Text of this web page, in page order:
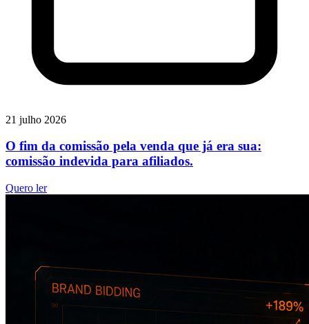
21 julho 2026
O fim da comissão pela venda que já era sua:
comissão indevida para afiliados.
Quero ler